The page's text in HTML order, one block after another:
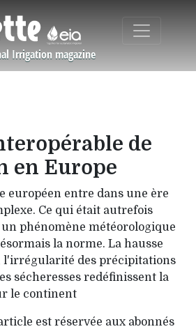
Irrigation magazine
de
en Europe
européen entre dans une ère
Ce qui était autrefois
phénomène météorologique
la norme. La hausse
l'irrégularité des précipitations
sécheresses redéfinissent la
le continent
est réservée aux abonnés